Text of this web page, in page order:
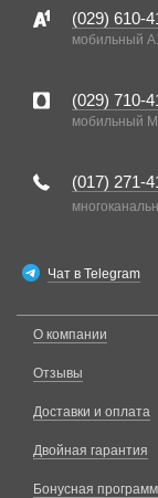
(029) 610-
мобильный
(029) 710-
мобильный
(017) 271-
Чат в Telegram
О компании
Отзывы
Доставки и оплата
Двойная гарантия
Бонусная